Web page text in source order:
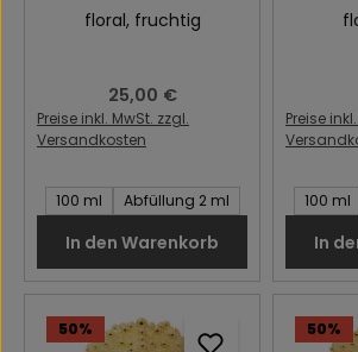
floral, fruchtig
Regulärer Preis:
25,00 €
Preise inkl. MwSt. zzgl.
Versandkosten
Inhalt des Artikel:
100 ml Abfüllung 2 ml
In den Warenkorb
Preise
Inhalt
100 ml
In
50% 50%